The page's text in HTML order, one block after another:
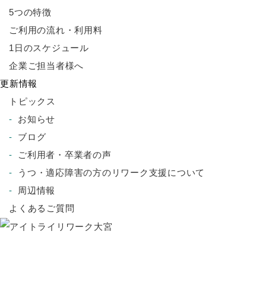
5つの特徴
ご利用の流れ・利用料
1日のスケジュール
企業ご担当者様へ
更新情報
トピックス
お知らせ
ブログ
ご利用者・卒業者の声
うつ・適応障害の方のリワーク支援について
周辺情報
よくあるご質問